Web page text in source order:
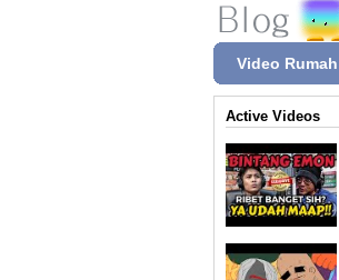
Video Rumah
Active Videos